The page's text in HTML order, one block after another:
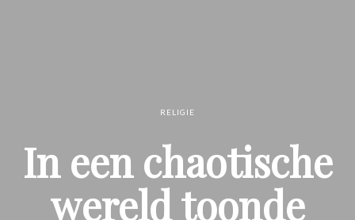
RELIGIE
In een chaotische
wereld toonde